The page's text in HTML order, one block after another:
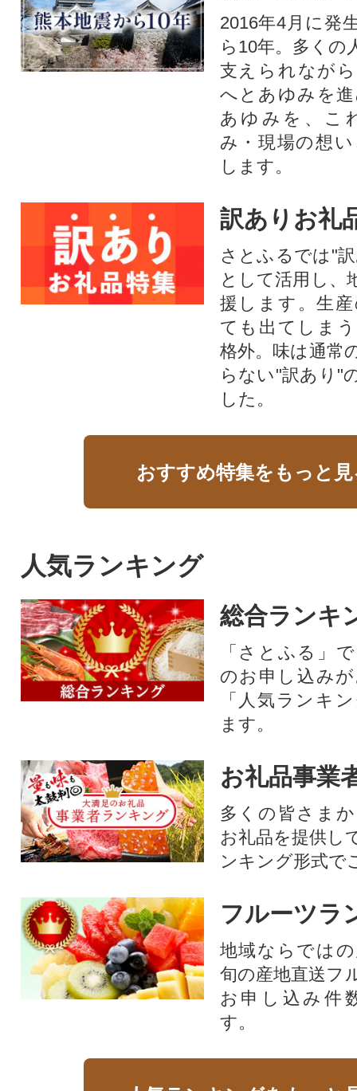
2016年4月に発
ら10年。多くの
支えられなが
へとあゆみを
あゆみを、こ
み・現場の想
します。
訳ありお礼
さとふるでは"
として活用し、
援します。⽣
ても出てしま
格外。味は通常
らない"訳あり"
した。
おすすめ特集をもっと
人気ランキング
総合ランキ
「さとふる」
のお申し込み
「人気ランキ
ます。
お礼品事業
多くの皆さま
お礼品を提供し
ンキング形式で
フルーツラ
地域ならでは
旬の産地直送フ
お申し込み件
す。